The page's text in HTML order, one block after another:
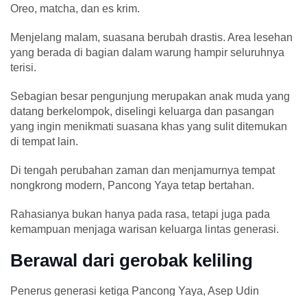
Oreo, matcha, dan es krim.
Menjelang malam, suasana berubah drastis. Area lesehan
yang berada di bagian dalam warung hampir seluruhnya
terisi.
Sebagian besar pengunjung merupakan anak muda yang
datang berkelompok, diselingi keluarga dan pasangan
yang ingin menikmati suasana khas yang sulit ditemukan
di tempat lain.
Di tengah perubahan zaman dan menjamurnya tempat
nongkrong modern, Pancong Yaya tetap bertahan.
Rahasianya bukan hanya pada rasa, tetapi juga pada
kemampuan menjaga warisan keluarga lintas generasi.
Berawal dari gerobak keliling
Penerus generasi ketiga Pancong Yaya, Asep Udin